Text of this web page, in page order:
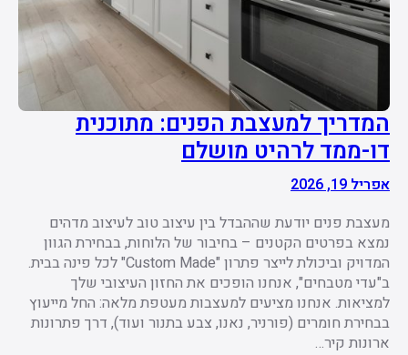
המדריך למעצבת הפנים: מתוכנית
דו-ממד לרהיט מושלם
אפריל 19, 2026
מעצבת פנים יודעת שההבדל בין עיצוב טוב לעיצוב מדהים
נמצא בפרטים הקטנים – בחיבור של הלוחות, בבחירת הגוון
המדויק וביכולת לייצר פתרון "Custom Made" לכל פינה בבית.
ב"עדי מטבחים", אנחנו הופכים את החזון העיצובי שלך
למציאות. אנחנו מציעים למעצבות מעטפת מלאה: החל מייעוץ
בבחירת חומרים (פורניר, נאנו, צבע בתנור ועוד), דרך פתרונות
ארונות קיר…